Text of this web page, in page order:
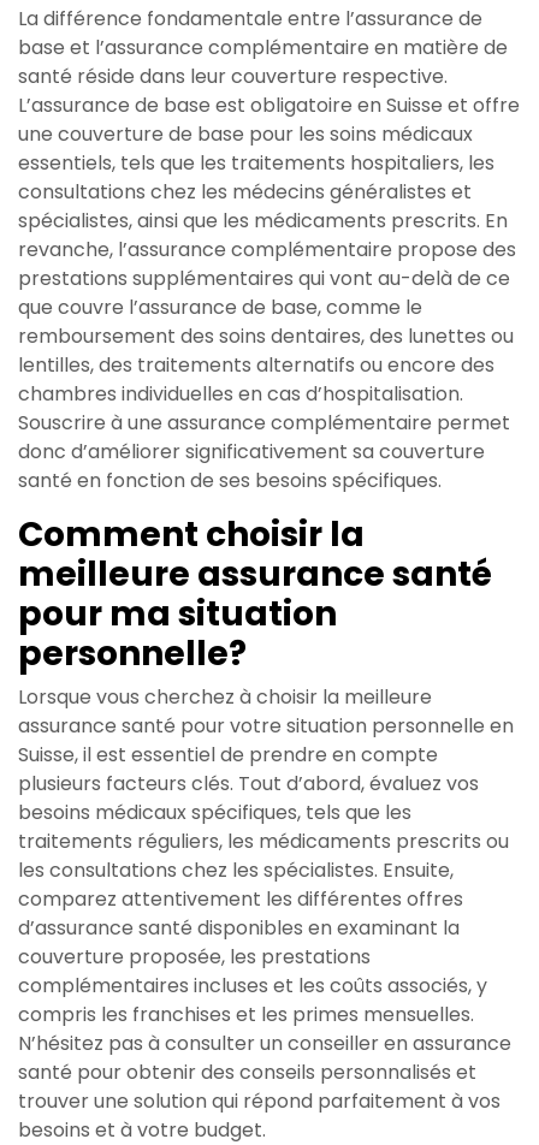
La différence fondamentale entre l’assurance de
base et l’assurance complémentaire en matière de
santé réside dans leur couverture respective.
L’assurance de base est obligatoire en Suisse et offre
une couverture de base pour les soins médicaux
essentiels, tels que les traitements hospitaliers, les
consultations chez les médecins généralistes et
spécialistes, ainsi que les médicaments prescrits. En
revanche, l’assurance complémentaire propose des
prestations supplémentaires qui vont au-delà de ce
que couvre l’assurance de base, comme le
remboursement des soins dentaires, des lunettes ou
lentilles, des traitements alternatifs ou encore des
chambres individuelles en cas d’hospitalisation.
Souscrire à une assurance complémentaire permet
donc d’améliorer significativement sa couverture
santé en fonction de ses besoins spécifiques.
Comment choisir la
meilleure assurance santé
pour ma situation
personnelle?
Lorsque vous cherchez à choisir la meilleure
assurance santé pour votre situation personnelle en
Suisse, il est essentiel de prendre en compte
plusieurs facteurs clés. Tout d’abord, évaluez vos
besoins médicaux spécifiques, tels que les
traitements réguliers, les médicaments prescrits ou
les consultations chez les spécialistes. Ensuite,
comparez attentivement les différentes offres
d’assurance santé disponibles en examinant la
couverture proposée, les prestations
complémentaires incluses et les coûts associés, y
compris les franchises et les primes mensuelles.
N’hésitez pas à consulter un conseiller en assurance
santé pour obtenir des conseils personnalisés et
trouver une solution qui répond parfaitement à vos
besoins et à votre budget.